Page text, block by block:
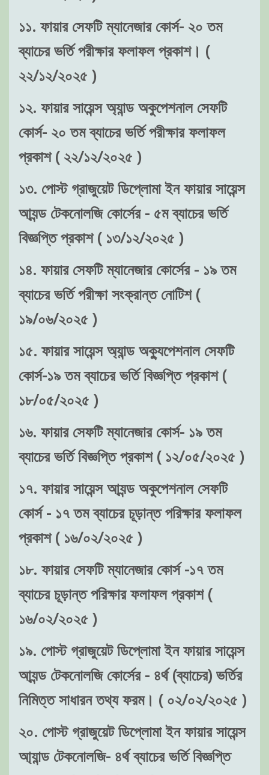
১১. ফায়ার সেফটি ম্যানেজার কোর্স- ২০ তম
ব্যাচের ভর্তি পরীক্ষার ফলাফল প্রকাশ। (
২২/১২/২০২৫ )
১২. ফায়ার সায়েন্স অ্যান্ড অকুপেশনাল সেফটি
কোর্স- ২০ তম ব্যাচের ভর্তি পরীক্ষার ফলাফল
প্রকাশ ( ২২/১২/২০২৫ )
১৩. পোস্ট গ্রাজুয়েট ডিপ্লোমা ইন ফায়ার সায়েন্স
আ্যন্ড টেকনোলজি কোর্সের - ৫ম ব্যাচের ভর্তি
বিজ্ঞপ্তি প্রকাশ ( ১৩/১২/২০২৫ )
১৪. ফায়ার সেফটি ম্যানেজার কোর্সের - ১৯ তম
ব্যাচের ভর্তি পরীক্ষা সংক্রান্ত নোটিশ (
১৯/০৬/২০২৫ )
১৫. ফায়ার সায়েন্স অ্যান্ড অক্যুপেশনাল সেফটি
কোর্স-১৯ তম ব্যাচের ভর্তি বিজ্ঞপ্তি প্রকাশ (
১৮/০৫/২০২৫ )
১৬. ফায়ার সেফটি ম্যানেজার কোর্স- ১৯ তম
ব্যাচের ভর্তি বিজ্ঞপ্তি প্রকাশ ( ১২/০৫/২০২৫ )
১৭. ফায়ার সায়েন্স আ্যন্ড অকুপেশনাল সেফটি
কোর্স - ১৭ তম ব্যাচের চূড়ান্ত পরিক্ষার ফলাফল
প্রকাশ ( ১৬/০২/২০২৫ )
১৮. ফায়ার সেফটি ম্যানেজার কোর্স -১৭ তম
ব্যাচের চূড়ান্ত পরিক্ষার ফলাফল প্রকাশ (
১৬/০২/২০২৫ )
১৯. পোস্ট গ্রাজুয়েট ডিপ্লোমা ইন ফায়ার সায়েন্স
আ্যন্ড টেকনোলজি কোর্সের - ৪র্থ (ব্যাচের) ভর্তির
নিমিত্ত সাধারন তথ্য ফরম। ( ০২/০২/২০২৫ )
২০. পোস্ট গ্রাজুয়েট ডিপ্লোমা ইন ফায়ার সায়েন্স
আ্যান্ড টেকনোলজি- ৪র্থ ব্যাচের ভর্তি বিজ্ঞপ্তি